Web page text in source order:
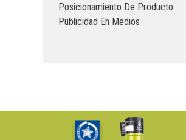
Posicionamiento De Producto
Publicidad En Medios